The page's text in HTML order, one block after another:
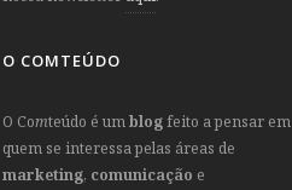
O COMTEÚDO
O Comteúdo é umblogfeito a pensar em
quem se interessa pelas áreas de
marketing, comunicação e